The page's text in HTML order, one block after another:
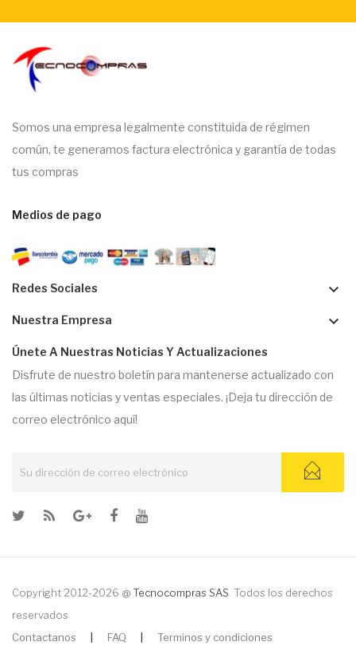
Somos una empresa legalmente constituida de régimen
común, te generamos factura electrónica y garantía de todas
tus compras
Medios de pago
Redes Sociales keyboard_arrow_down
Nuestra Empresa keyboard_arrow_down
Únete A Nuestras Noticias Y Actualizaciones
Disfrute de nuestro boletín para mantenerse actualizado con
las últimas noticias y ventas especiales. ¡Deja tu dirección de
correo electrónico aquí!
Copyright 2012-2026 @ Tecnocompras SAS . Todos los derechos
reservados
Contactanos
FAQ Terminos y condiciones